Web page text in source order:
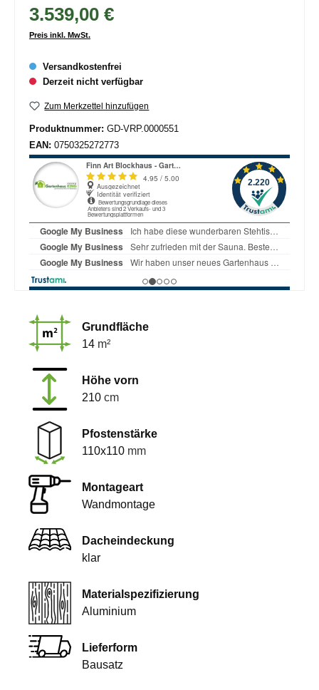
3.539,00 €
Preis inkl. MwSt.
Versandkostenfrei
Derzeit nicht verfügbar
Zum Merkzettel hinzufügen
Produktnummer: GD-VRP.0000551
EAN: 0750325272773
Grundfläche
14 m²
Höhe vorn
210 cm
Pfostenstärke
110x110 mm
Montageart
Wandmontage
Dacheindeckung
klar
Materialspezifizierung
Aluminium
Lieferform
Bausatz